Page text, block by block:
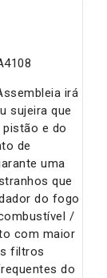
irá
sujeira que
e do
de
uma
que
do fogo
/
com maior
filtros
do